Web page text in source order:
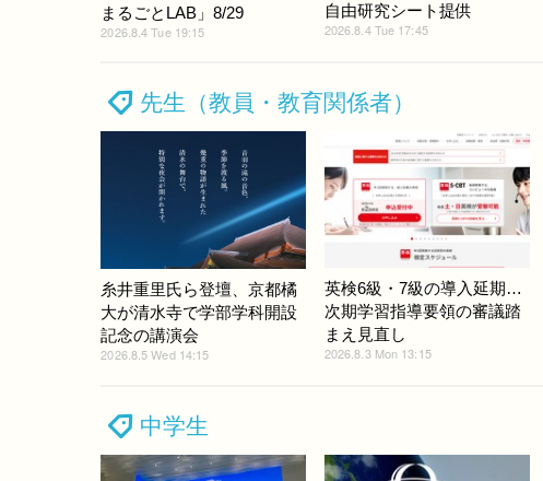
まるごとLAB」8/29
2026.8.4 Tue 19:15
自由研究シート提供
2026.8.4 Tue 17:45
先生（教員・教育関係者）
糸井重里氏ら登壇、京都橘
大が清水寺で学部学科開設
記念の講演会
2026.8.5 Wed 14:15
英検6級・7級の導入延期…
次期学習指導要領の審議踏
まえ見直し
2026.8.3 Mon 13:15
中学生